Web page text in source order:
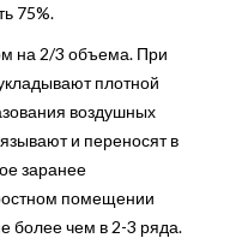
75%.
на 2/3 объема. При
плотной
воздушных
и переносят в
заранее
помещении
более чем в 2-3 ряда.